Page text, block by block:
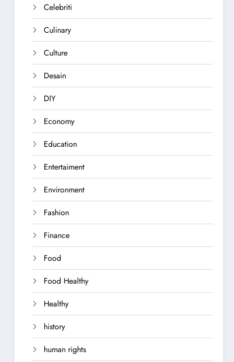
Celebriti
Culinary
Culture
Desain
DIY
Economy
Education
Entertaiment
Environment
Fashion
Finance
Food
Food Healthy
Healthy
history
human rights